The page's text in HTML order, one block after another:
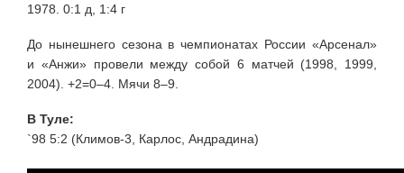
1978. 0:1 д, 1:4 г
До нынешнего сезона в чемпионатах России «Арсенал»
и «Анжи» провели между собой 6 матчей (1998, 1999,
2004). +2=0–4. Мячи 8–9.
В Туле:
`98 5:2 (Климов-3, Карлос, Андрадина)